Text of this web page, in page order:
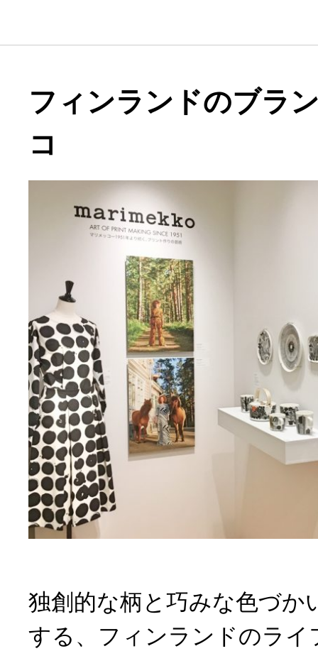
フィンランドのブラ
コ
独創的な柄と巧みな色づか
する、フィンランドのラ